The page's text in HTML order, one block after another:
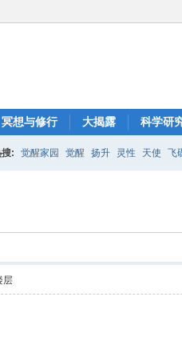
冥想与修行 大揭露 科学研
搜: 觉醒家园 觉醒 扬升 灵性 天使 飞
层